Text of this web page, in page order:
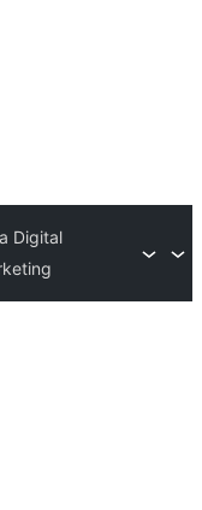
Digital